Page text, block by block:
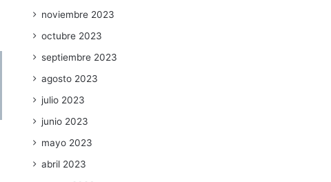
noviembre 2023
octubre 2023
septiembre 2023
agosto 2023
julio 2023
junio 2023
mayo 2023
abril 2023